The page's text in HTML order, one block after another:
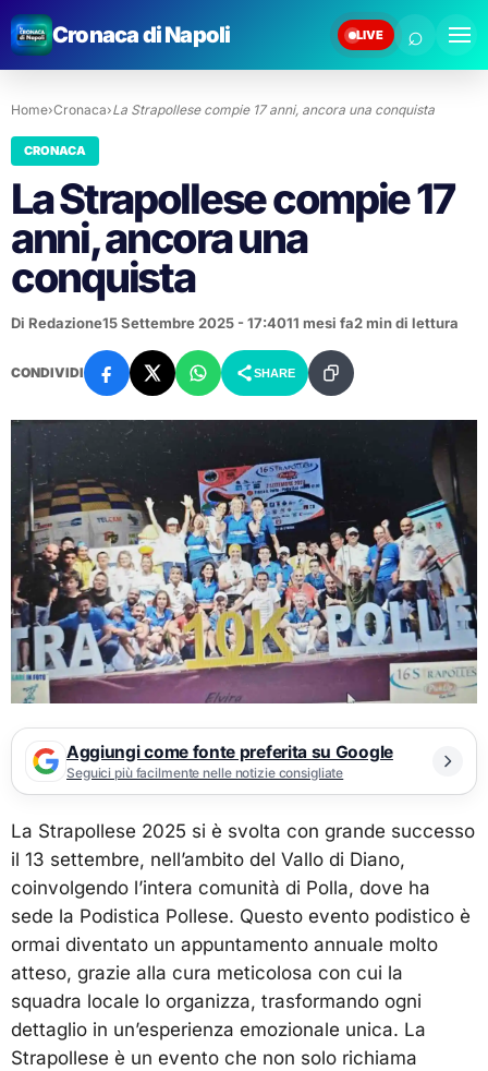
Cronaca di Napoli LIVE ⌕
Home›Cronaca›La Strapollese compie 17 anni, ancora una conquista
CRONACA
La Strapollese compie 17
anni, ancora una
conquista
Di Redazione15 Settembre 2025 - 17:4011 mesi fa2 min di lettura
CONDIVIDI SHARE
Aggiungi come fonte preferita su Google
Seguici più facilmente nelle notizie consigliate
La Strapollese 2025 si è svolta con grande successo
il 13 settembre, nell’ambito del Vallo di Diano,
coinvolgendo l’intera comunità di Polla, dove ha
sede la Podistica Pollese. Questo evento podistico è
ormai diventato un appuntamento annuale molto
atteso, grazie alla cura meticolosa con cui la
squadra locale lo organizza, trasformando ogni
dettaglio in un’esperienza emozionale unica. La
Strapollese è un evento che non solo richiama